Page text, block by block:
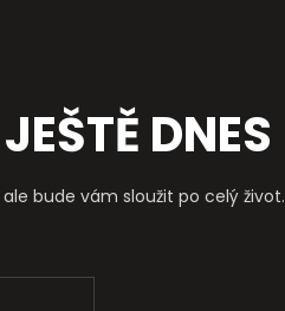
JEŠTĚ DNES
ale bude vám sloužit po celý život.